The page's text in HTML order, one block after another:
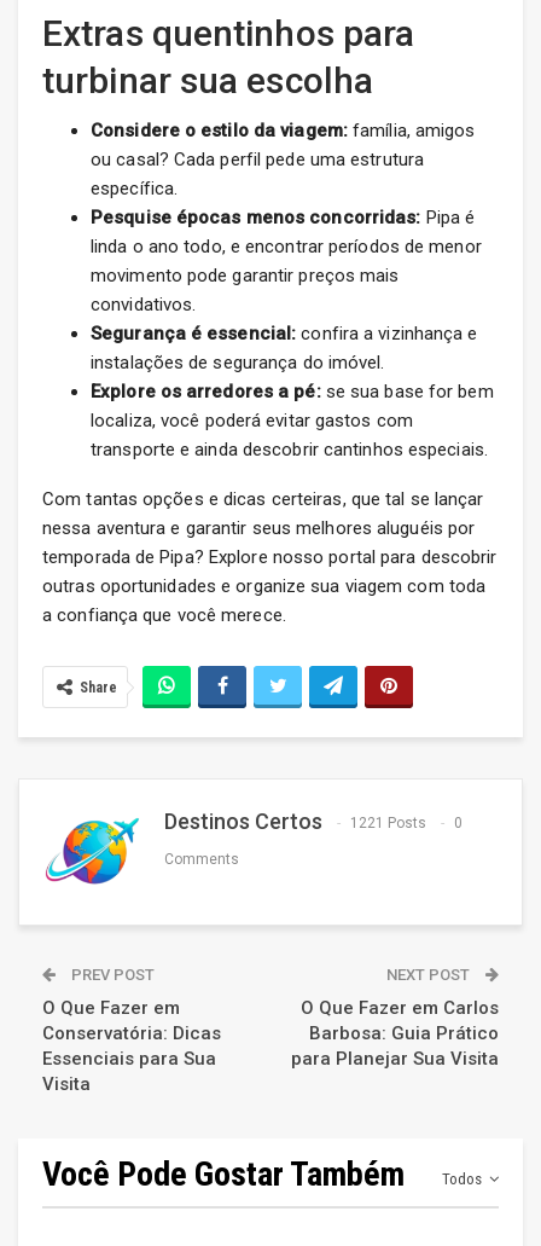
Extras quentinhos para
turbinar sua escolha
Considere o estilo da viagem:família, amigos
ou casal? Cada perfil pede uma estrutura
específica.
Pesquise épocas menos concorridas: Pipa é
linda o ano todo, e encontrar períodos de menor
movimento pode garantir preços mais
convidativos.
Segurança é essencial: confira a vizinhança e
instalações de segurança do imóvel.
Explore os arredores a pé:se sua base for bem
localiza, você poderá evitar gastos com
transporte e ainda descobrir cantinhos especiais.
Com tantas opções e dicas certeiras, que tal se lançar
nessa aventura e garantir seus melhores aluguéis por
temporada de Pipa? Explore nosso portal para descobrir
outras oportunidades e organize sua viagem com toda
a confiança que você merece.
Share
Destinos Certos 1221 Posts 0
Comments
PREV POST
O Que Fazer em
Conservatória: Dicas
Essenciais para Sua
Visita
NEXT POST
O Que Fazer em Carlos
Barbosa: Guia Prático
para Planejar Sua Visita
Todos
Você Pode Gostar Também